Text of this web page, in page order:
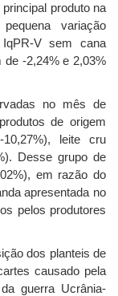
produto na
variação
V sem cana
-2,24% e 2,03%
no mês de
de origem
leite cru
Desse grupo de
em razão do
apresentada no
pelos produtores
dos planteis de
causado pela
guerra Ucrânia-